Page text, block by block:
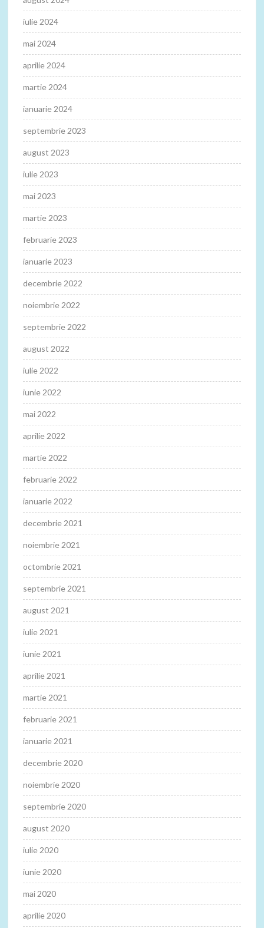
iulie 2024
mai 2024
aprilie 2024
martie 2024
ianuarie 2024
septembrie 2023
august 2023
iulie 2023
mai 2023
martie 2023
februarie 2023
ianuarie 2023
decembrie 2022
noiembrie 2022
septembrie 2022
august 2022
iulie 2022
iunie 2022
mai 2022
aprilie 2022
martie 2022
februarie 2022
ianuarie 2022
decembrie 2021
noiembrie 2021
octombrie 2021
septembrie 2021
august 2021
iulie 2021
iunie 2021
aprilie 2021
martie 2021
februarie 2021
ianuarie 2021
decembrie 2020
noiembrie 2020
septembrie 2020
august 2020
iulie 2020
iunie 2020
mai 2020
aprilie 2020